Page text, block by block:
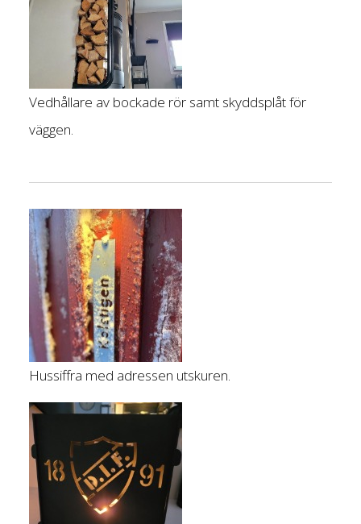
Vedhållare av bockade rör samt skyddsplåt för
väggen.
Hussiffra med adressen utskuren.